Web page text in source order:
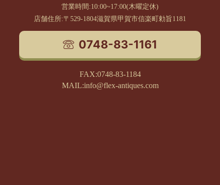
営業時間:10:00~17:00(木曜定休)
店舗住所:〒529-1804滋賀県甲賀市信楽町勅旨1181
0748-83-1161
FAX:0748-83-1184
MAIL:info@flex-antiques.com